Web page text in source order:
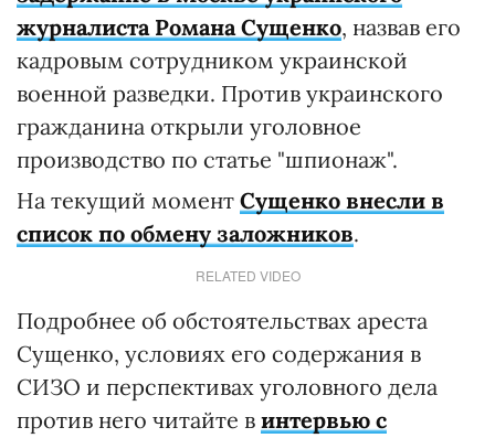
журналиста Романа Сущенко, назвав его
кадровым сотрудником украинской
военной разведки. Против украинского
гражданина открыли уголовное
производство по статье "шпионаж".
На текущий момент Сущенко внесли в
список по обмену заложников.
RELATED VIDEO
Подробнее об обстоятельствах ареста
Сущенко, условиях его содержания в
СИЗО и перспективах уголовного дела
против него читайте в интервью с